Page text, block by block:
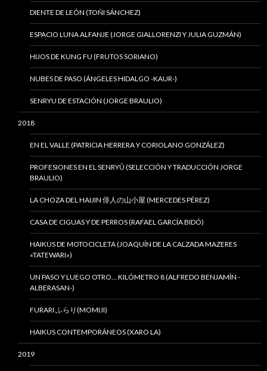
DIENTE DE LEÓN (TOÑI SÁNCHEZ)
ESPACIO LUNA ALFANJE (JORGE GIALLORENZI Y JULIA GUZMÁN)
HIJOS DE KUNG FU (FRUTOS SORIANO)
NUBES DE PASO (ÁNGELES HIDALGO -KAUR-)
SENRYU DE ESTACIÓN (JORGE BRAULIO)
2018
EN EL VALLE (PATRICIA HERRERA Y CORIOLANO GONZÁLEZ)
PROFESIONES EN EL SENRYÛ (SELECCIÓN Y TRADUCCIÓN JORGE
BRAULIO)
LA CHOZA DEL HAIJIN 俳人の山小屋 (MERCEDES PÉREZ)
CASA DE CIGUAS Y DE PERROS (RAFAEL GARCÍA BIDÓ)
HAIKUS DE MOTOCICLETA (JOAQUÍN DE LA CALZADA MAZERES
«TATEWARI»)
UN PASO Y LUEGO OTRO… KILÓMETRO 8 (ALFREDO BENJAMÍN -
ALBERASAN-)
FURARI ふらり(MOMIJI)
HAIKUS CONTEMPORÁNEOS (XARO LA)
2019